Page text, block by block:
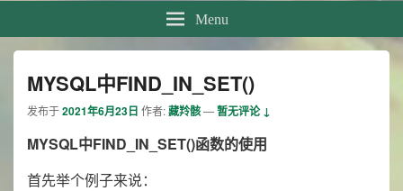
Menu
MYSQL中FIND_IN_SET()
发布于2021年6月23日 作者:藏羚骸—暂无评论 ↓
MYSQL中FIND_IN_SET()函数的使用
首先举个例子来说：